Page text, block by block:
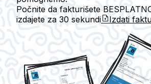
Počnite da fakturišete
izdajete za 30 sekundi Izdati